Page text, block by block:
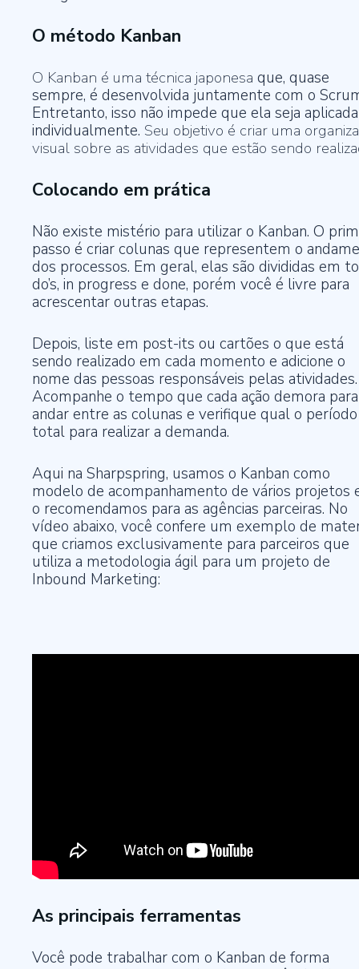
O método Kanban
O Kanban é uma técnica japonesa que, quase
sempre, é desenvolvida juntamente com o
Entretanto, isso não impede que ela seja aplicada
individualmente. Seu objetivo é criar uma
visual sobre as atividades que estão sendo
Colocando em prática
Não existe mistério para utilizar o Kanban. O
passo é criar colunas que representem o
dos processos. Em geral, elas são divididas em to
do’s, in progress e done, porém você é livre para
acrescentar outras etapas.
Depois, liste em post-its ou cartões o que está
sendo realizado em cada momento e adicione o
nome das pessoas responsáveis pelas atividades.
Acompanhe o tempo que cada ação demora para
andar entre as colunas e verifique qual o período
total para realizar a demanda.
Aqui na Sharpspring, usamos o Kanban como
modelo de acompanhamento de vários projetos
o recomendamos para as agências parceiras. No
vídeo abaixo, você confere um exemplo de
que criamos exclusivamente para parceiros que
utiliza a metodologia ágil para um projeto de
Inbound Marketing:
As principais ferramentas
Você pode trabalhar com o Kanban de forma